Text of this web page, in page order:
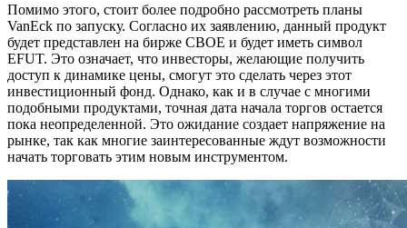
Помимо этого, стоит более подробно рассмотреть планы
VanEck по запуску. Согласно их заявлению, данный продукт
будет представлен на бирже CBOE и будет иметь символ
EFUT. Это означает, что инвесторы, желающие получить
доступ к динамике цены, смогут это сделать через этот
инвестиционный фонд. Однако, как и в случае с многими
подобными продуктами, точная дата начала торгов остается
пока неопределенной. Это ожидание создает напряжение на
рынке, так как многие заинтересованные ждут возможности
начать торговать этим новым инструментом.